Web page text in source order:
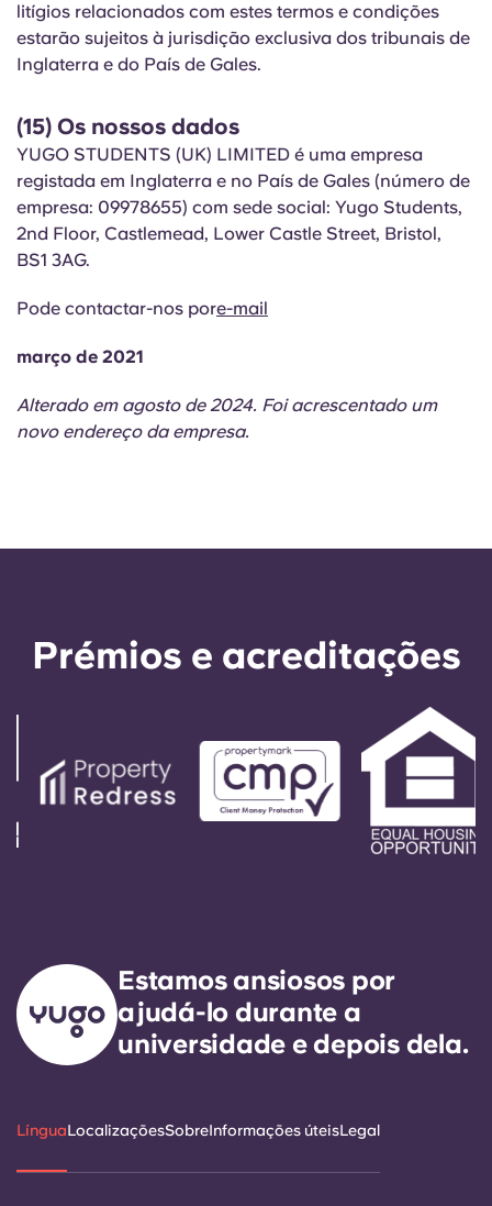
litígios relacionados com estes termos e condições
estarão sujeitos à jurisdição exclusiva dos tribunais de
Inglaterra e do País de Gales.
(15) Os nossos dados
YUGO STUDENTS (UK) LIMITED é uma empresa
registada em Inglaterra e no País de Gales (número de
empresa: 09978655) com sede social: Yugo Students,
2nd Floor, Castlemead, Lower Castle Street, Bristol,
BS1 3AG.
Pode contactar-nos pore-mail
março de 2021
Alterado em agosto de 2024. Foi acrescentado um
novo endereço da empresa.
Prémios e acreditações
Estamos ansiosos por
ajudá-lo durante a
universidade e depois dela.
LínguaLocalizaçõesSobreInformações úteisLegal